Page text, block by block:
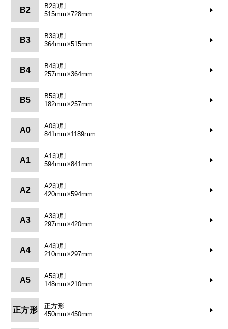
B2
B2印刷
515mm×728mm
B3
B3印刷
364mm×515mm
B4
B4印刷
257mm×364mm
B5
B5印刷
182mm×257mm
A0
A0印刷
841mm×1189mm
A1
A1印刷
594mm×841mm
A2
A2印刷
420mm×594mm
A3
A3印刷
297mm×420mm
A4
A4印刷
210mm×297mm
A5
A5印刷
148mm×210mm
正方形
正方形
450mm×450mm